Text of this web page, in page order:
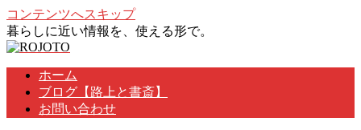
コンテンツへスキップ
暮らしに近い情報を、使える形で。
ホーム
ブログ【路上と書斎】
お問い合わせ